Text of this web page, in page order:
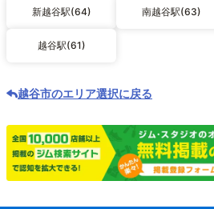
新越谷駅(64) 南越谷駅(63)
越谷駅(61)
越谷市のエリア選択に戻る